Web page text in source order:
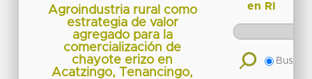
Agroindustria rural como
estrategia de valor
agregado para la
comercialización de
chayote erizo en
Acatzingo, Tenancingo,
en RI
Buscar